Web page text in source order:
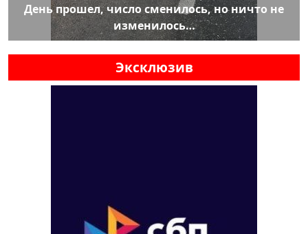
День прошел, число сменилось, но ничто не
изменилось…
Эксклюзив